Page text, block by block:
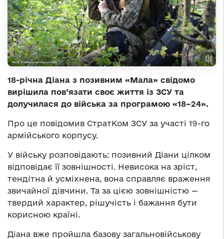
18-річна Діана з позивним «Мала» свідомо
вирішила пов’язати своє життя із ЗСУ та
долучилася до війська за програмою «18–24».
Про це повідомив СтратКом ЗСУ за участі 19-го
армійського корпусу.
У війську розповідають: позивний Діани цілком
відповідає її зовнішності. Невисока на зріст,
тендітна й усміхнена, вона справляє враження
звичайної дівчини. Та за цією зовнішністю —
твердий характер, рішучість і бажання бути
корисною країні.
Діана вже пройшла базову загальновійськову